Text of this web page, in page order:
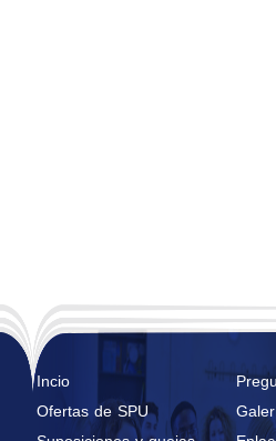
Incio
Ofertas de SPU